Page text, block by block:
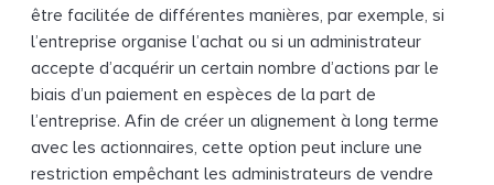
être facilitée de différentes manières, par exemple, si
l’entreprise organise l’achat ou si un administrateur
accepte d’acquérir un certain nombre d’actions par le
biais d’un paiement en espèces de la part de
l’entreprise. Afin de créer un alignement à long terme
avec les actionnaires, cette option peut inclure une
restriction empêchant les administrateurs de vendre